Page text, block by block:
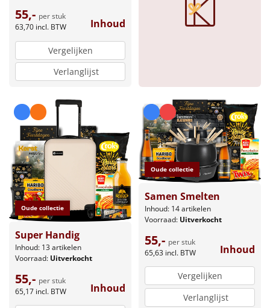
Alle overige
55,- per stuk
63,70 incl. BTW Inhoud
Vergelijken
Verlanglijst
Oude collectie
Super Handig
Inhoud: 13 artikelen
Voorraad: Uitverkocht
55,- per stuk
65,17 incl. BTW Inhoud
Oude collectie
Samen Smelten
Inhoud: 14 artikelen
Voorraad: Uitverkocht
55,- per stuk
65,63 incl. BTW Inhoud
Vergelijken
Verlanglijst